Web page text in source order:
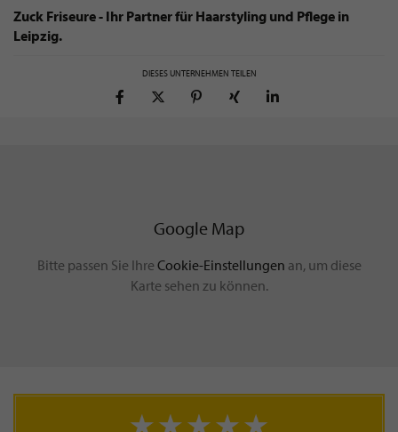
Zuck Friseure - Ihr Partner für Haarstyling und Pflege in
Leipzig.
DIESES UNTERNEHMEN TEILEN
Google Map
Bitte passen Sie Ihre Cookie-Einstellungen an, um diese
Karte sehen zu können.